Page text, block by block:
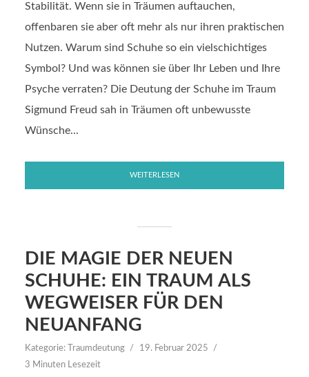
Stabilität. Wenn sie in Träumen auftauchen,
offenbaren sie aber oft mehr als nur ihren praktischen
Nutzen. Warum sind Schuhe so ein vielschichtiges
Symbol? Und was können sie über Ihr Leben und Ihre
Psyche verraten? Die Deutung der Schuhe im Traum
Sigmund Freud sah in Träumen oft unbewusste
Wünsche...
WEITERLESEN
DIE MAGIE DER NEUEN
SCHUHE: EIN TRAUM ALS
WEGWEISER FÜR DEN
NEUANFANG
Kategorie: Traumdeutung
19. Februar 2025
3 Minuten Lesezeit